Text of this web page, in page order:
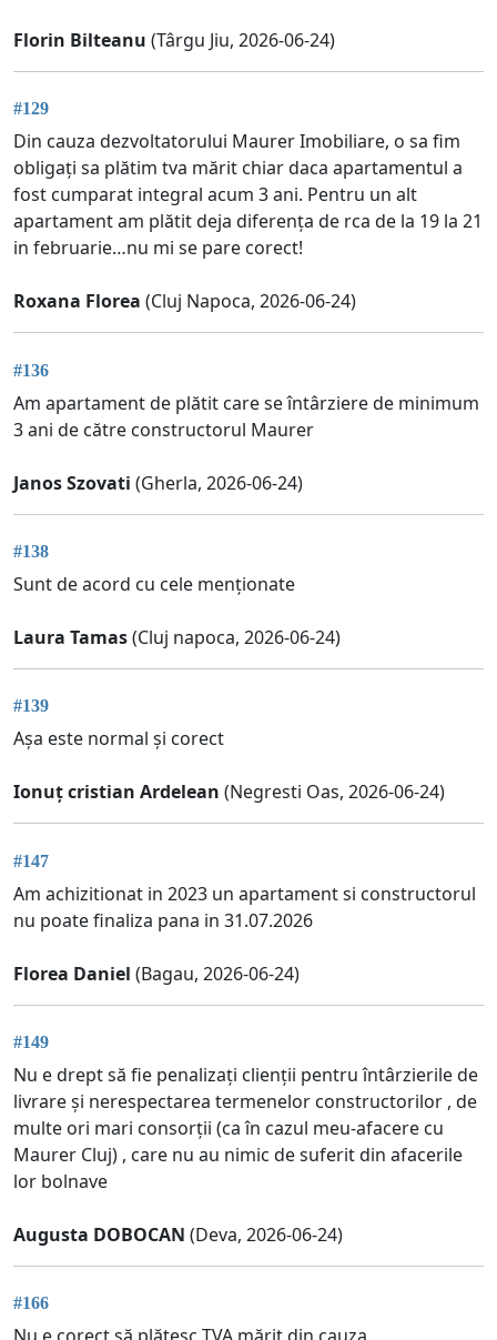
Florin Bilteanu (Târgu Jiu, 2026-06-24)
#129
Din cauza dezvoltatorului Maurer Imobiliare, o sa fim
obligați sa plătim tva mărit chiar daca apartamentul a
fost cumparat integral acum 3 ani. Pentru un alt
apartament am plătit deja diferența de rca de la 19 la 21
in februarie…nu mi se pare corect!
Roxana Florea (Cluj Napoca, 2026-06-24)
#136
Am apartament de plătit care se întârziere de minimum
3 ani de către constructorul Maurer
Janos Szovati (Gherla, 2026-06-24)
#138
Sunt de acord cu cele menționate
Laura Tamas(Cluj napoca, 2026-06-24)
#139
Așa este normal și corect
Ionuț cristian Ardelean (Negresti Oas, 2026-06-24)
#147
Am achizitionat in 2023 un apartament si constructorul
nu poate finaliza pana in 31.07.2026
Florea Daniel (Bagau, 2026-06-24)
#149
Nu e drept să fie penalizați clienții pentru întârzierile de
livrare și nerespectarea termenelor constructorilor , de
multe ori mari consorții (ca în cazul meu-afacere cu
Maurer Cluj) , care nu au nimic de suferit din afacerile
lor bolnave
Augusta DOBOCAN (Deva, 2026-06-24)
#166